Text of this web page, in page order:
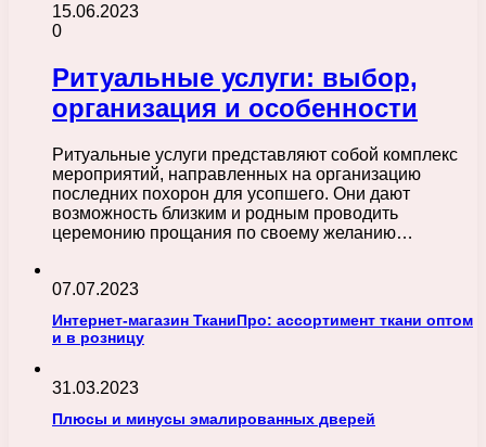
15.06.2023
0
Ритуальные услуги: выбор,
организация и особенности
Ритуальные услуги представляют собой комплекс
мероприятий, направленных на организацию
последних похорон для усопшего. Они дают
возможность близким и родным проводить
церемонию прощания по своему желанию…
07.07.2023
Интернет-магазин ТканиПро: ассортимент ткани оптом
и в розницу
31.03.2023
Плюсы и минусы эмалированных дверей